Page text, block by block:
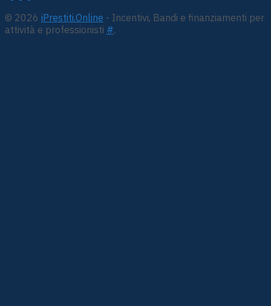
© 2026 iPrestiti.Online - Incentivi, Bandi e finanziamenti per
attività e professionisti #.